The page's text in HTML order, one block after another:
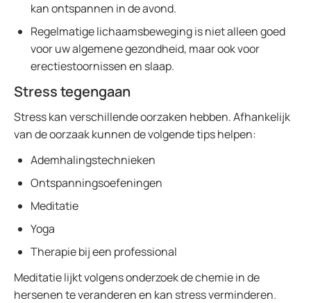
kan ontspannen in de avond.
Regelmatige lichaamsbeweging is niet alleen goed
voor uw algemene gezondheid, maar ook voor
erectiestoornissen en slaap.
Stress tegengaan
Stress kan verschillende oorzaken hebben. Afhankelijk
van de oorzaak kunnen de volgende tips helpen:
Ademhalingstechnieken
Ontspanningsoefeningen
Meditatie
Yoga
Therapie bij een professional
Meditatie lijkt volgens onderzoek de chemie in de
hersenen te veranderen en kan stress verminderen.